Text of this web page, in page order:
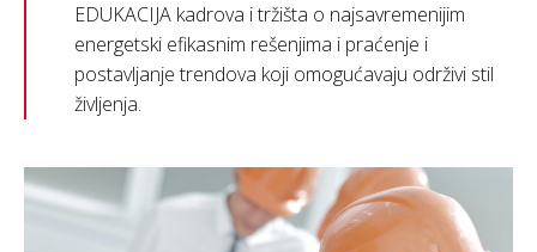
EDUKACIJA kadrova i tržišta o najsavremenijim
energetski efikasnim rešenjima i praćenje i
postavljanje trendova koji omogućavaju održivi stil
življenja.